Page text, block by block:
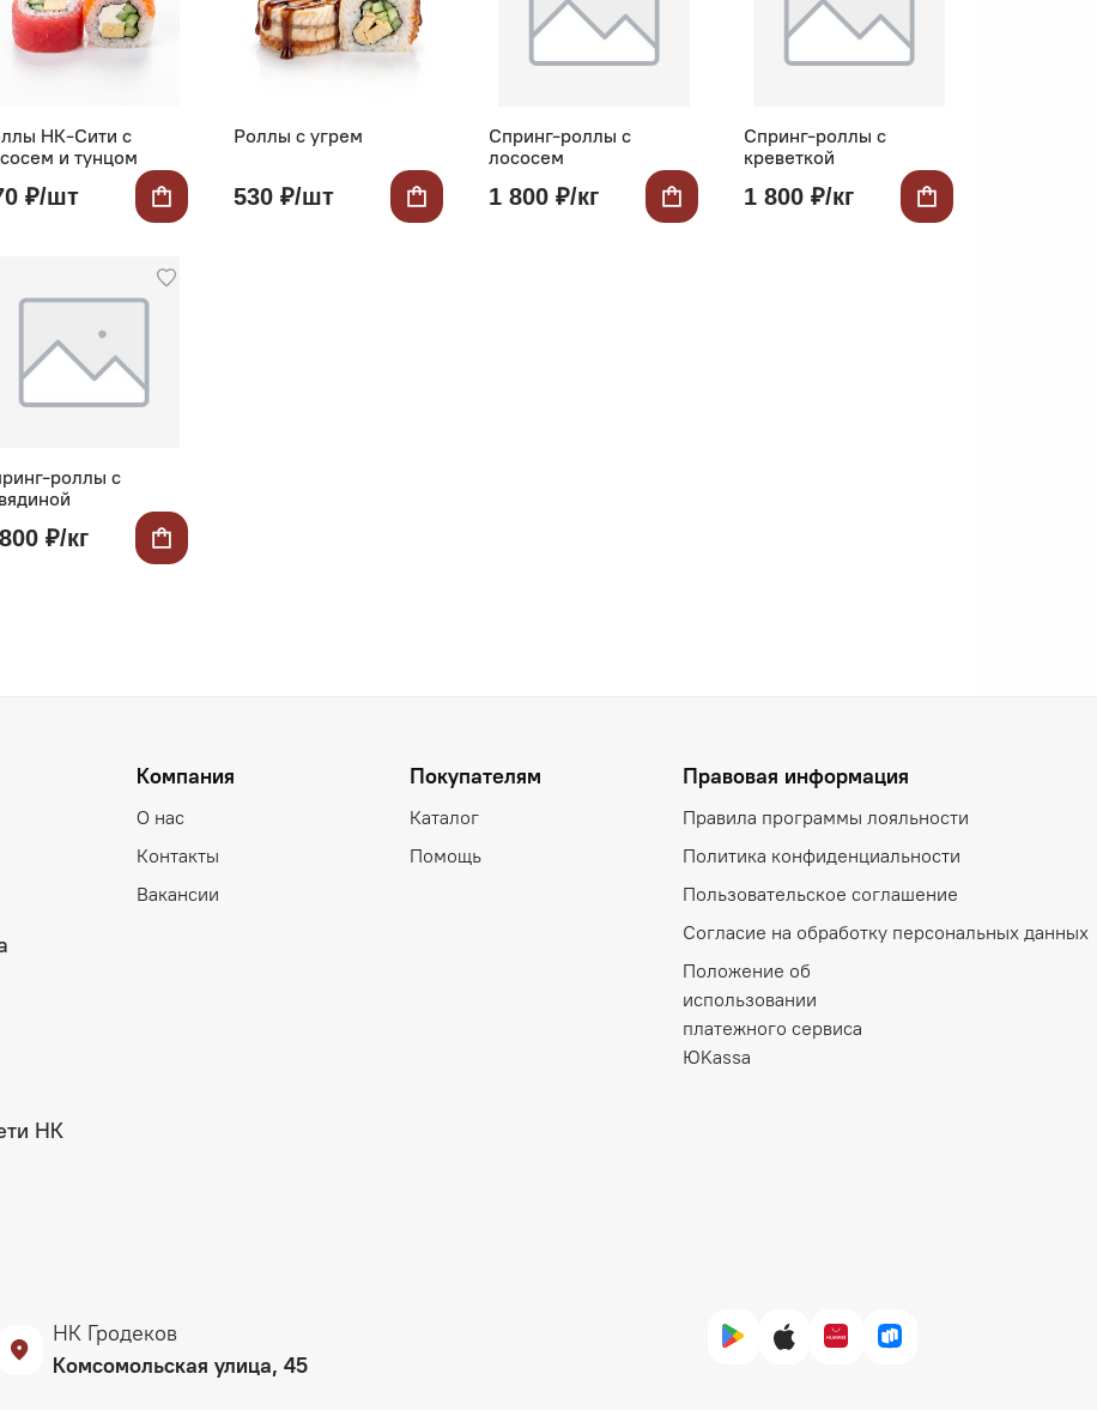
НК-Сити с
и тунцом
₽/шт
Роллы с угрем
530 ₽/шт
Спринг-роллы с
лососем
1 800 ₽/кг
Спринг-роллы с
креветкой
1 800 ₽/кг
роллы с
₽/кг
НК
Компания
О нас
Контакты
Вакансии
Покупателям
Каталог
Помощь
Правовая информация
Правила программы лояльности
Политика конфиденциальности
Пользовательское соглашение
Согласие на обработку персональных данных
Положение об
использовании
платежного сервиса
ЮKassa
НК Гродеков
Комсомольская улица, 45